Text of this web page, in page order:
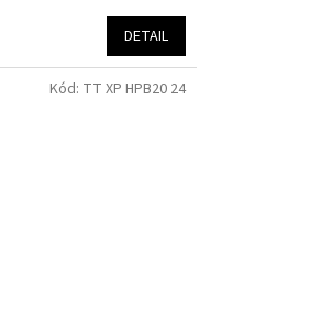
DETAIL
Kód: TT XP HPB20 24